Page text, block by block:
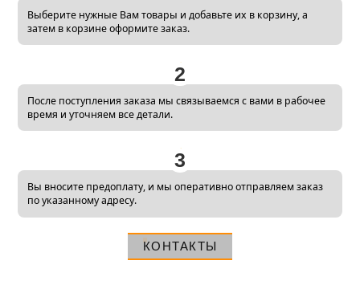
Выберите нужные Вам товары и добавьте их в корзину, а
затем в корзине оформите заказ.
2
После поступления заказа мы связываемся с вами в рабочее
время и уточняем все детали.
3
Вы вносите предоплату, и мы оперативно отправляем заказ
по указанному адресу.
КОНТАКТЫ